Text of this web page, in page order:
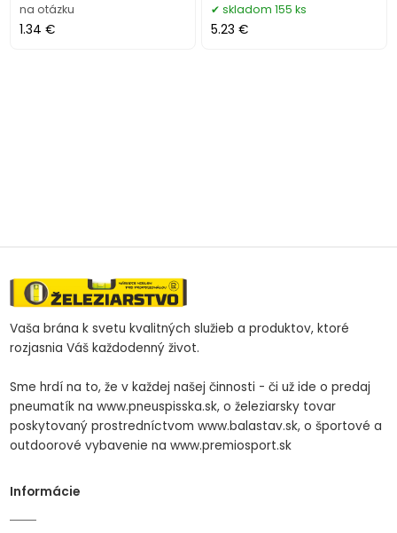
na otázku
1.34 €
skladom 155 ks
5.23 €
Vaša brána k svetu kvalitných služieb a produktov, ktoré
rozjasnia Váš každodenný život.
Sme hrdí na to, že v každej našej činnosti - či už ide o predaj
pneumatík na www.pneuspisska.sk, o železiarsky tovar
poskytovaný prostredníctvom www.balastav.sk, o športové a
outdoorové vybavenie na www.premiosport.sk
Informácie